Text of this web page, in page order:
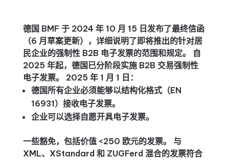
德国 BMF 于 2024 年 10 月 15 日发布了最终信函
（6 月草案更新），详细说明了即将推出的针对居
民企业的强制性 B2B 电子发票的范围和规定。 自
2025 年起，德国已分阶段实施 B2B 交易强制性
电子发票。 2025 年 1 月 1 日：
德国所有企业必须能够以结构化格式（EN
16931）接收电子发票。
企业可以选择自愿开具电子发票。
一些豁免，包括价值 <250 欧元的发票。 与
XML、XStandard 和 ZUGFerd 混合的发票符合